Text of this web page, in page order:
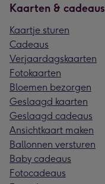
Kaarten & cadeaus
Kaartje sturen
Cadeaus
Verjaardagskaarten
Fotokaarten
Bloemen bezorgen
Geslaagd kaarten
Geslaagd cadeaus
Ansichtkaart maken
Ballonnen versturen
Baby cadeaus
Fotocadeaus